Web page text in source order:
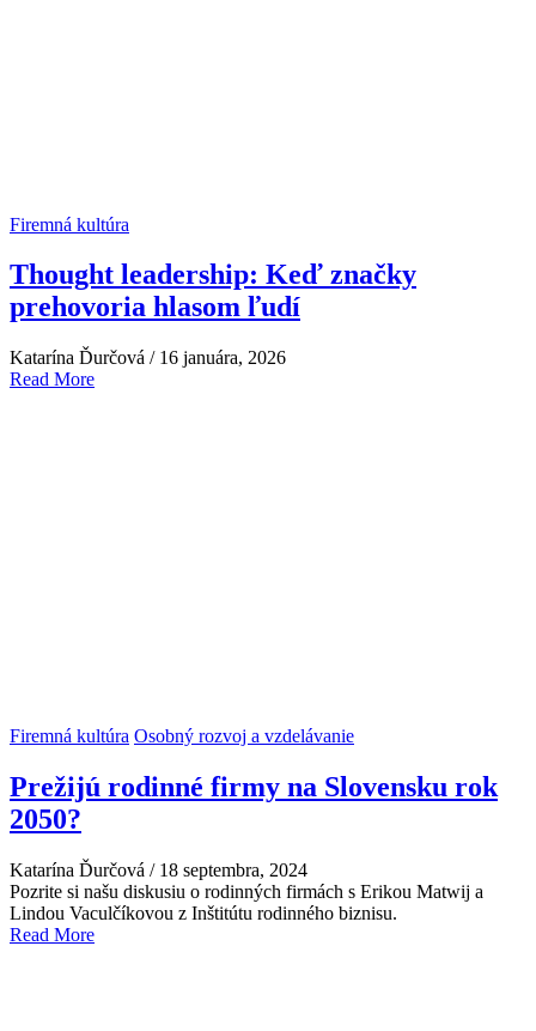
Firemná kultúra
Thought leadership: Keď značky
prehovoria hlasom ľudí
Katarína Ďurčová / 16 januára, 2026
Read More
Firemná kultúra Osobný rozvoj a vzdelávanie
Prežijú rodinné firmy na Slovensku rok
2050?
Katarína Ďurčová / 18 septembra, 2024
Pozrite si našu diskusiu o rodinných firmách s Erikou Matwij a
Lindou Vaculčíkovou z Inštitútu rodinného biznisu.
Read More